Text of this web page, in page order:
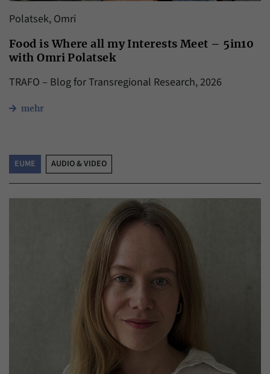
Polatsek, Omri
Food is Where all my Interests Meet – 5in10
with Omri Polatsek
TRAFO ‒ Blog for Transregional Research, 2026
mehr
EUME AUDIO & VIDEO